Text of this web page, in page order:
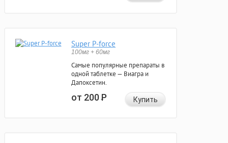
Super P-force
100мг + 60мг
Самые популярные препараты в
одной таблетке — Виагра и
Дапоксетин.
от 200Р Купить